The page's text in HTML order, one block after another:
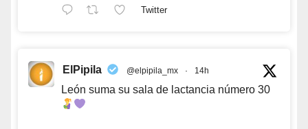
Twitter
ElPipila @elpipila_mx · 14h
León suma su sala de lactancia número 30